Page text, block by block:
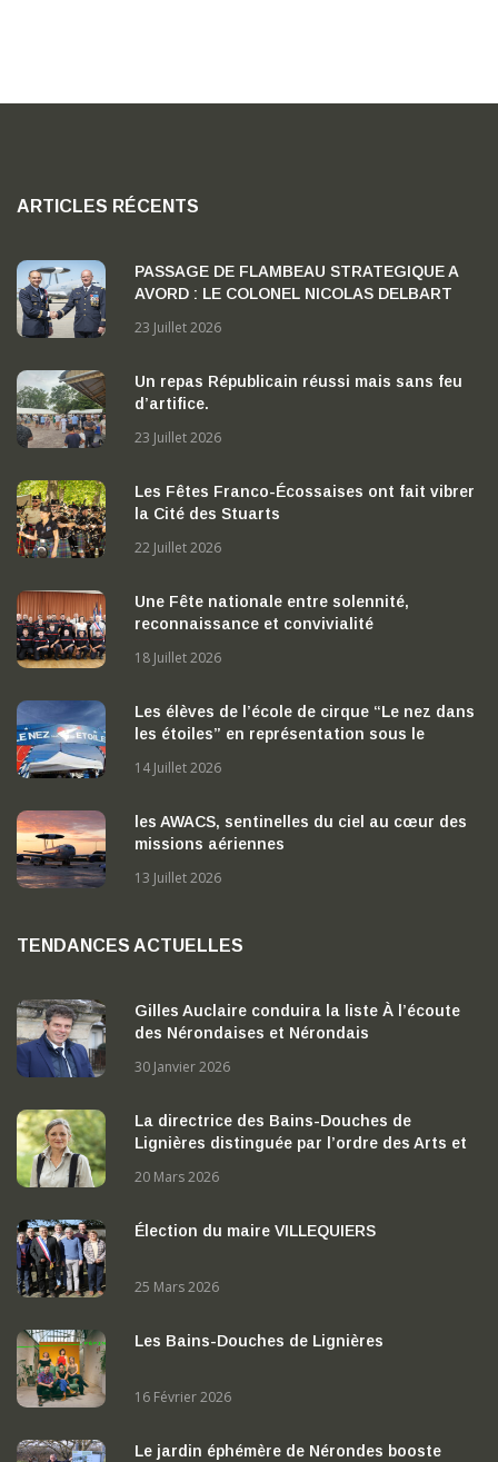
ARTICLES RÉCENTS
PASSAGE DE FLAMBEAU STRATEGIQUE A
AVORD : LE COLONEL NICOLAS DELBART
GEORGES MADON »
23 Juillet 2026
Un repas Républicain réussi mais sans feu
d’artifice.
23 Juillet 2026
Les Fêtes Franco-Écossaises ont fait vibrer
la Cité des Stuarts
22 Juillet 2026
Une Fête nationale entre solennité,
reconnaissance et convivialité
18 Juillet 2026
Les élèves de l’école de cirque “Le nez dans
les étoiles” en représentation sous le
14 Juillet 2026
les AWACS, sentinelles du ciel au cœur des
missions aériennes
13 Juillet 2026
TENDANCES ACTUELLES
Gilles Auclaire conduira la liste À l’écoute
des Nérondaises et Nérondais
30 Janvier 2026
La directrice des Bains-Douches de
Lignières distinguée par l’ordre des Arts et
20 Mars 2026
Élection du maire VILLEQUIERS
25 Mars 2026
Les Bains-Douches de Lignières
16 Février 2026
Le jardin éphémère de Nérondes booste